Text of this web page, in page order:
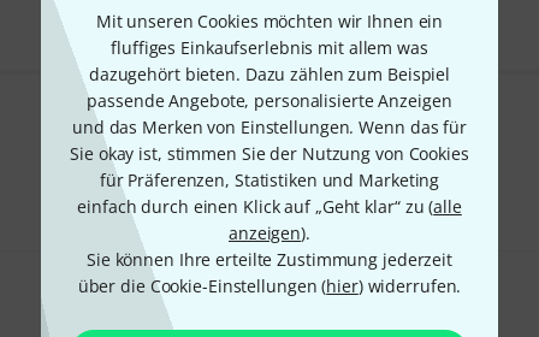
Mit unseren Cookies möchten wir Ihnen ein
fluffiges Einkaufserlebnis mit allem was
dazugehört bieten. Dazu zählen zum Beispiel
passende Angebote, personalisierte Anzeigen
und das Merken von Einstellungen. Wenn das für
Sie okay ist, stimmen Sie der Nutzung von Cookies
für Präferenzen, Statistiken und Marketing
einfach durch einen Klick auf „Geht klar“ zu (alle
anzeigen).
Sie können Ihre erteilte Zustimmung jederzeit
über die Cookie-Einstellungen (hier) widerrufen.
Gefällt Ihnen, was Sie sehen?
Teilen Hilfe & Feedback